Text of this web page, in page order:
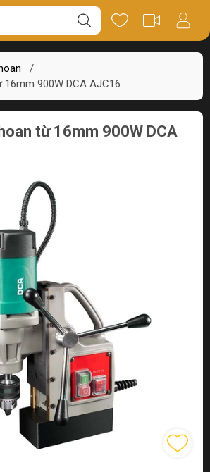
/
900W DCA AJC16
Thông số Review
từ 16mm 900W DCA